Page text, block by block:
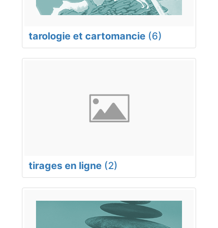
tarologie et cartomancie (6)
tirages en ligne (2)